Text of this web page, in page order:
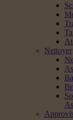
Nettoyer